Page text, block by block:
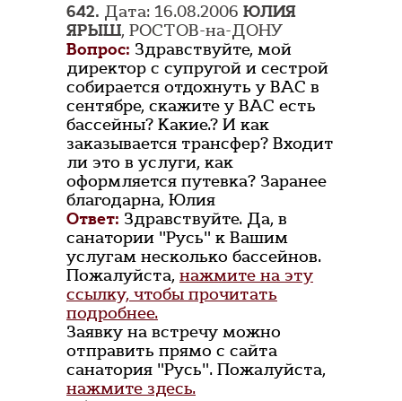
642. Дата: 16.08.2006 ЮЛИЯ
ЯРЫШ, РОСТОВ-на-ДОНУ
Вопрос: Здравствуйте, мой
директор с супругой и сестрой
собирается отдохнуть у ВАС в
сентябре, скажите у ВАС есть
бассейны? Какие.? И как
заказывается трансфер? Входит
ли это в услуги, как
оформляется путевка? Заранее
благодарна, Юлия
Ответ: Здравствуйте. Да, в
санатории "Русь" к Вашим
услугам несколько бассейнов.
Пожалуйста, нажмите на эту
ссылку, чтобы прочитать
подробнее.
Заявку на встречу можно
отправить прямо с сайта
санатория "Русь". Пожалуйста,
нажмите здесь.